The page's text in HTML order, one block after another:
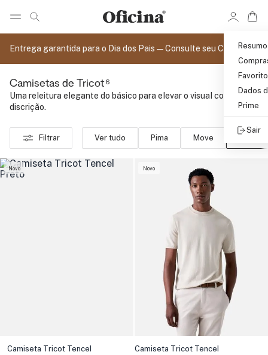
Ir para pagina de pesquisa
Resumo
Dados
Prime
Sair
Ir
Entrega garantida para o Dia dos Pais — Consulte seu CEP
Camisetas de Tricot 6
Uma releitura elegante do básico para elevar o visual com
discrição.
Filtrar Ver tudo Pima Move
Novo
Camiseta Tricot Tencel
Novo
Camiseta Tricot Tencel